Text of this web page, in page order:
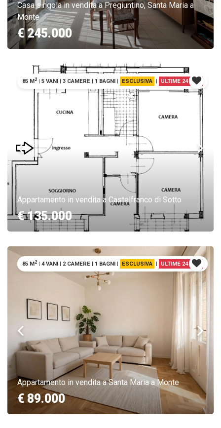
Casa singola in vendita a Pregiuntino, Santa Maria a
Monte
€ 245.000
Appartamento in vendita a Castelfranco di Sotto
€ 135.000
85 M2 | 5 VANI | 3 CAMERE | 1 BAGNI | ESCLUSIVA | ULTIME 24 ORE
Appartamento in vendita a Santa Maria a Monte
€ 89.000
85 M2 | 4 VANI | 2 CAMERE | 1 BAGNI | ESCLUSIVA | ULTIME 24 ORE